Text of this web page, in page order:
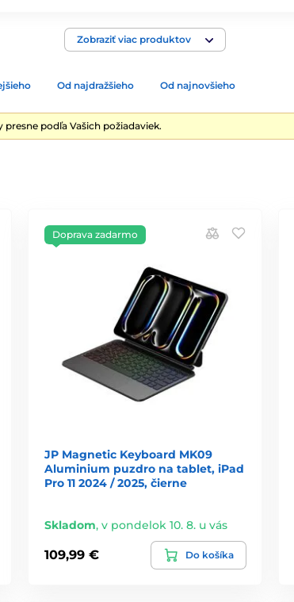
Zobraziť viac produktov
Od najdražšieho Od najnovšieho
podľa Vašich požiadaviek.
Doprava zadarmo
JP Magnetic Keyboard MK09
Aluminium puzdro na tablet, iPad
Pro 11 2024 / 2025, čierne
Skladom, v pondelok 10. 8. u vás
109,99 € Do košíka